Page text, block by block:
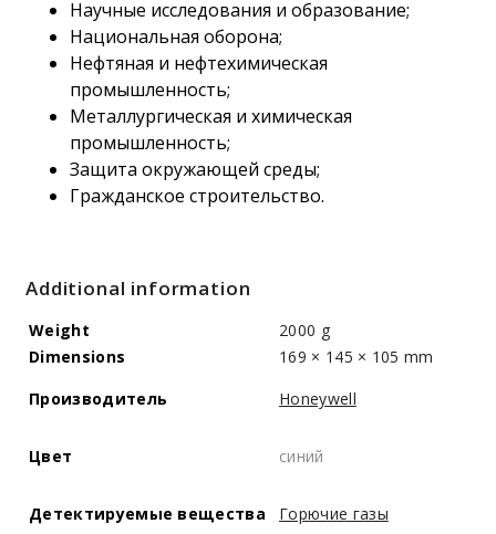
Научные исследования и образование;
Национальная оборона;
Нефтяная и нефтехимическая
промышленность;
Металлургическая и химическая
промышленность;
Защита окружающей среды;
Гражданское строительство.
Additional information
Weight
2000 g
Dimensions
169 × 145 × 105 mm
Производитель
Honeywell
Цвет синий
Детектируемые вещества Горючие газы